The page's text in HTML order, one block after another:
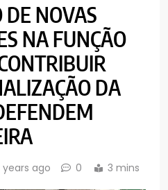
DE NOVAS
NA FUNÇÃO
DA
years ago 0 3 mins